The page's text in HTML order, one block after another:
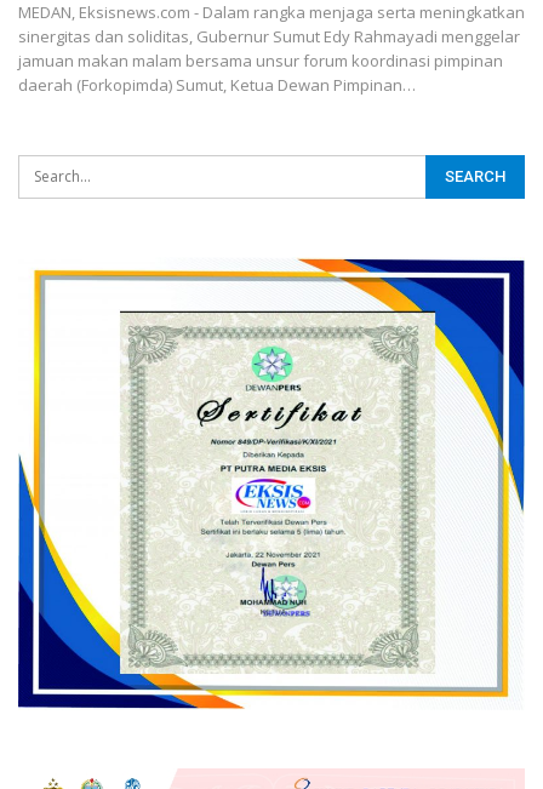
MEDAN, Eksisnews.com - Dalam rangka menjaga serta meningkatkan
sinergitas dan soliditas, Gubernur Sumut Edy Rahmayadi menggelar
jamuan makan malam bersama unsur forum koordinasi pimpinan
daerah (Forkopimda) Sumut, Ketua Dewan Pimpinan…